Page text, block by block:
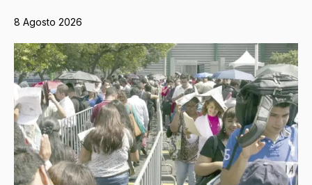
8 Agosto 2026